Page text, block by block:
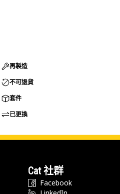
再製造
不可退貨
套件
已更換
Cat 社群
Facebook